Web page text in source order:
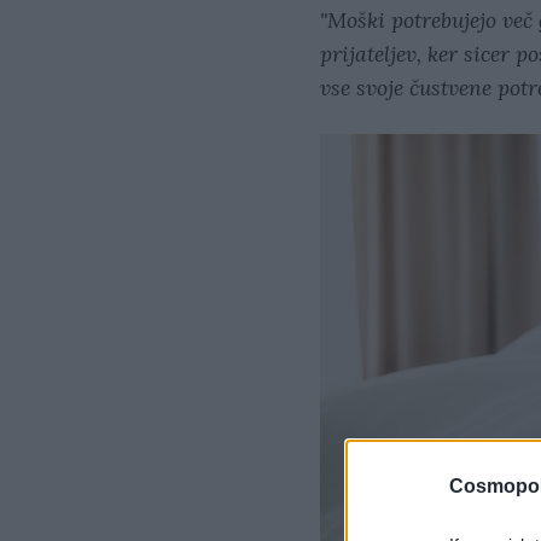
"Moški potrebujejo
prijateljev, ker sicer
vse svoje čustvene